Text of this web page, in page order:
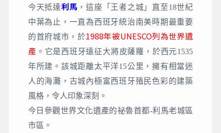
今天抵達利馬 ，這座「王者之城」直至18世紀
中葉為止，一直為西班牙統治南美時期最重要
的首府城市，於1988年被UNESCO列為世界遺
產 。它是西班牙遠征大將皮薩羅，於西元1535
年所建。該城距離太平洋15公里，擁有相當迷
人的海灘，古城內極富西班牙殖民色彩的建築
風格，令人印象深刻。
今日參觀世界文化遺產的祕魯首都-利⾺老城區
市區。